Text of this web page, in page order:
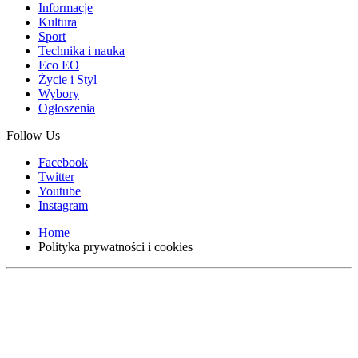
Informacje
Kultura
Sport
Technika i nauka
Eco EO
Życie i Styl
Wybory
Ogłoszenia
Follow Us
Facebook
Twitter
Youtube
Instagram
Home
Polityka prywatności i cookies